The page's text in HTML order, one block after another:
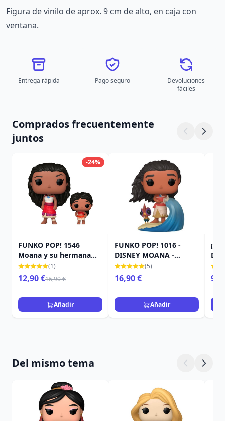
Figura de vinilo de aprox. 9 cm de alto, en caja con
ventana.
Entrega rápida Pago seguro
Devoluciones
fáciles
Comprados frecuentemente
juntos
-24%
FUNKO POP! 1546
Moana y su hermana
pequeña - Disney
Moana 2
(1)
12,90 €16,90 €
Añadir
FUNKO POP! 1016 -
DISNEY MOANA -
ULTIMATE PRINCESS
MOANA
(5)
16,90 €
Añadir
¡
Del mismo tema